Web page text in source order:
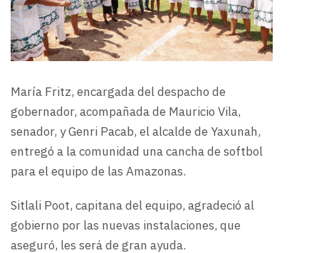
María Fritz, encargada del despacho de
gobernador, acompañada de Mauricio Vila,
senador, y Genri Pacab, el alcalde de Yaxunah,
entregó a la comunidad una cancha de softbol
para el equipo de las Amazonas.
Sitlali Poot, capitana del equipo, agradeció al
gobierno por las nuevas instalaciones, que
aseguró, les será de gran ayuda.